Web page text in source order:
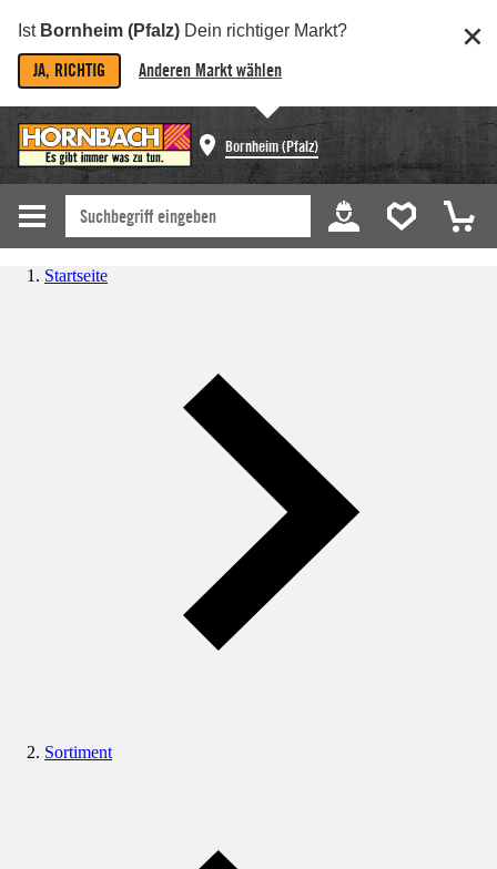
Ist Bornheim (Pfalz) Dein richtiger Markt?
JA, RICHTIG Anderen Markt wählen
Bornheim (Pfalz)
Startseite
Sortiment